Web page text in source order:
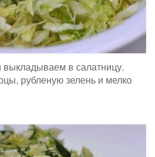
в салатницу.
рубленую зелень и мелко